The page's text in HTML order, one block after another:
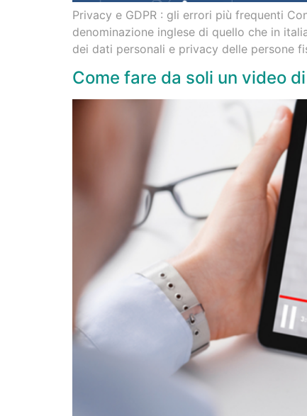
Privacy e GDPR : gli errori più frequenti
denominazione inglese di quello che in
dei dati personali e privacy delle persone
Come fare da soli un video